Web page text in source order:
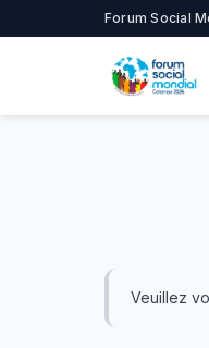
Forum Social
Veuillez